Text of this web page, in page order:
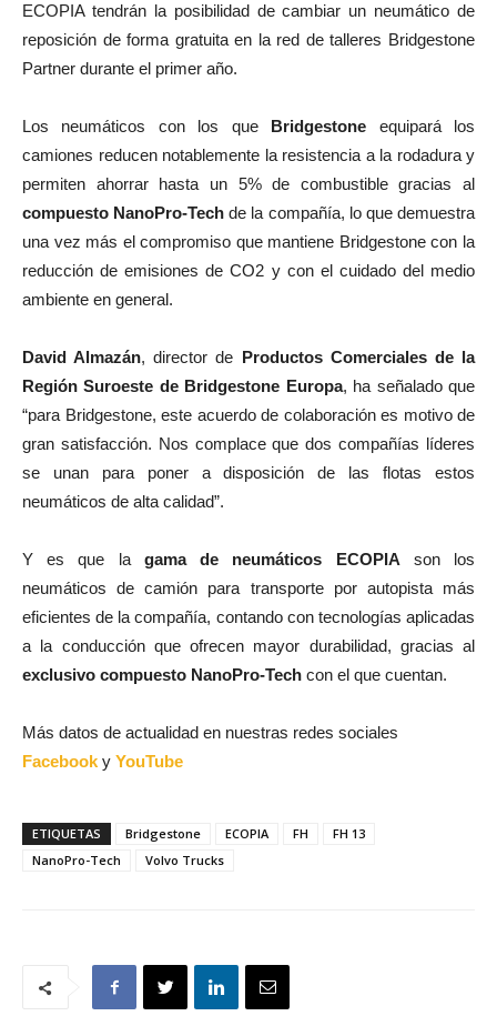
ECOPIA tendrán la posibilidad de cambiar un neumático de
reposición de forma gratuita en la red de talleres Bridgestone
Partner durante el primer año.
Los neumáticos con los que Bridgestone equipará los
camiones reducen notablemente la resistencia a la rodadura y
permiten ahorrar hasta un 5% de combustible gracias al
compuesto NanoPro-Tech de la compañía, lo que demuestra
una vez más el compromiso que mantiene Bridgestone con la
reducción de emisiones de CO2 y con el cuidado del medio
ambiente en general.
David Almazán, director de Productos Comerciales de la
Región Suroeste de Bridgestone Europa, ha señalado que
“para Bridgestone, este acuerdo de colaboración es motivo de
gran satisfacción. Nos complace que dos compañías líderes
se unan para poner a disposición de las flotas estos
neumáticos de alta calidad”.
Y es que la gama de neumáticos ECOPIA son los
neumáticos de camión para transporte por autopista más
eficientes de la compañía, contando con tecnologías aplicadas
a la conducción que ofrecen mayor durabilidad, gracias al
exclusivo compuesto NanoPro-Tech con el que cuentan.
Más datos de actualidad en nuestras redes sociales
Facebook y YouTube
ETIQUETAS Bridgestone ECOPIA FH
FH 13
NanoPro-Tech
Volvo Trucks